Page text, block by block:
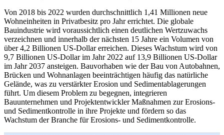
Von 2018 bis 2022 wurden durchschnittlich 1,41 Millionen neue
Wohneinheiten in Privatbesitz pro Jahr errichtet. Die globale
Bauindustrie wird voraussichtlich einen deutlichen Wertzuwachs
verzeichnen und innerhalb der nächsten 15 Jahre ein Volumen von
über 4,2 Billionen US-Dollar erreichen. Dieses Wachstum wird von
9,7 Billionen US-Dollar im Jahr 2022 auf 13,9 Billionen US-Dollar
im Jahr 2037 ansteigen. Bauvorhaben wie der Bau von Autobahnen,
Brücken und Wohnanlagen beeinträchtigen häufig das natürliche
Gelände, was zu verstärkter Erosion und Sedimentablagerungen
führt. Um diesem Problem zu begegnen, integrieren
Bauunternehmen und Projektentwickler Maßnahmen zur Erosions-
und Sedimentkontrolle in ihre Projekte und fördern so das
Wachstum der Branche für Erosions- und Sedimentkontrolle.